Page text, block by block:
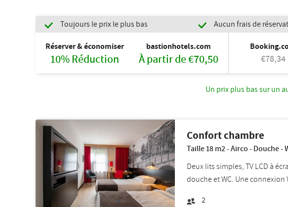
Toujours le prix le plus bas Aucun frais de
Réserver & économiser
10% Réduction
bastionhotels.com
À partir de €70,50 €78,34
Un prix plus bas sur un
Confort chambre
Taille 18 m2 - Airco - Douche
Deux lits simples, TV LCD à
douche et WC. Une
2